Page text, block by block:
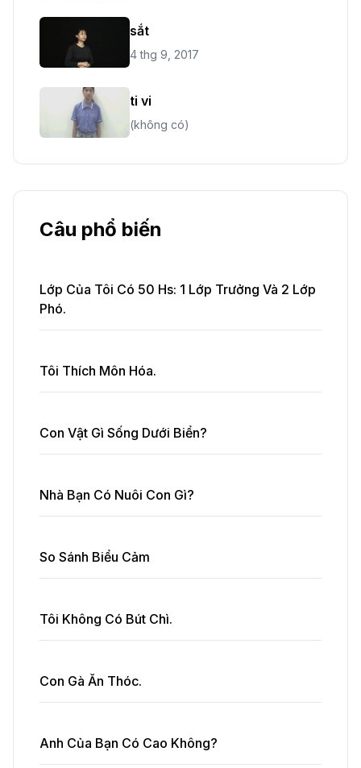
sắt
4 thg 9, 2017
ti vi
(không có)
Câu phổ biến
Lớp Của Tôi Có 50 Hs: 1 Lớp Trưởng Và 2 Lớp
Phó.
Tôi Thích Môn Hóa.
Con Vật Gì Sống Dưới Biển?
Nhà Bạn Có Nuôi Con Gì?
So Sánh Biểu Cảm
Tôi Không Có Bút Chì.
Con Gà Ăn Thóc.
Anh Của Bạn Có Cao Không?